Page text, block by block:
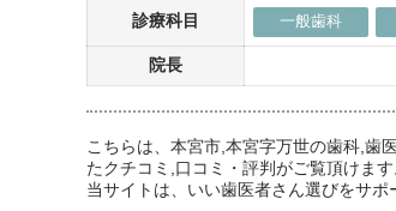
診療科目 一般歯科
院長
こちらは、本宮市,本宮字万世の歯科,歯
たクチコミ,口コミ・評判がご覧頂けます
当サイトは、いい歯医者さん選びをサポ